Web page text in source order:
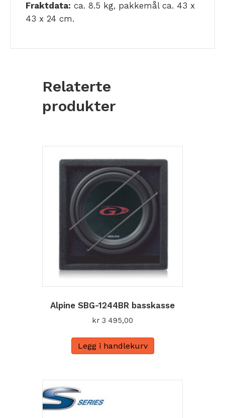
Fraktdata: ca. 8.5 kg, pakkemål ca. 43 x
43 x 24 cm.
Relaterte
produkter
Alpine SBG-1244BR basskasse
kr 3 495,00
Legg i handlekurv